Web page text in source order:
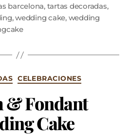
barcelona, tartas decoradas,
,wedding cake, wedding
CELEBRACIONES
& Fondant
Cake